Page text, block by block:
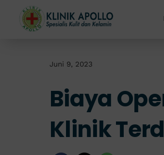
content
Juni 9, 2023
Biaya
Klinik